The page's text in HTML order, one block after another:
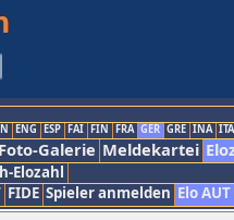
ENG ESP FAI FIN FRA GER GRE INA ITA
Foto-Galerie Meldekartei
Elozahl
FIDE Spieler anmelden Elo AUT